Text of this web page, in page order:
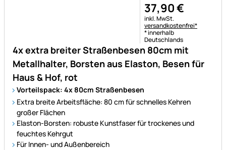
4x extra breiter Straßenbesen 80cm mit
Metallhalter, Borsten aus Elaston, Besen für
Haus & Hof, rot
Vorteilspack: 4x 80cm Straßenbesen
Extra breite Arbeitsfläche: 80 cm für schnelles Kehren
großer Flächen
Elaston-Borsten: robuste Kunstfaser für trockenes und
feuchtes Kehrgut
Für Innen- und Außenbereich
37,90€
Steuerhinweis:
inkl. MwSt.
versandkostenfrei*
* innerhalb
Deutschlands